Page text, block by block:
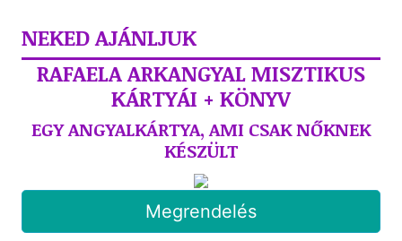
NEKED AJÁNLJUK
RAFAELA ARKANGYAL MISZTIKUS
KÁRTYÁI + KÖNYV
EGY ANGYALKÁRTYA, AMI CSAK NŐKNEK
KÉSZÜLT
Megrendelés